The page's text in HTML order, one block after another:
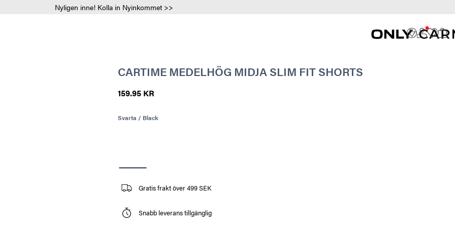
Nyligen inne! Kolla in Nyinkommet >>
CARTIME MEDELHÖG MIDJA SLIM FIT SHORTS
159.95 KR
Svarta / Black
Gratis frakt över 499 SEK
Snabb leverans tillgänglig